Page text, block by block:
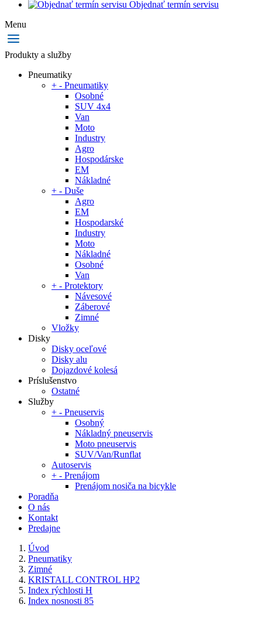
Objednať termín servisu
Menu
Produkty a služby
Pneumatiky
+ - Pneumatiky
Osobné
SUV 4x4
Van
Moto
Industry
Agro
Hospodárske
EM
Nákladné
+ - Duše
Agro
EM
Hospodarské
Industry
Moto
Nákladné
Osobné
Van
+ - Protektory
Návesové
Záberové
Zimné
Vložky
Disky
Disky oceľové
Disky alu
Dojazdové kolesá
Príslušenstvo
Ostatné
Služby
+ - Pneuservis
Osobný
Nákladný pneuservis
Moto pneuservis
SUV/Van/Runflat
Autoservis
+ - Prenájom
Prenájom nosiča na bicykle
Poradňa
O nás
Kontakt
Predajne
Úvod
Pneumatiky
Zimné
KRISTALL CONTROL HP2
Index rýchlosti H
Index nosnosti 85